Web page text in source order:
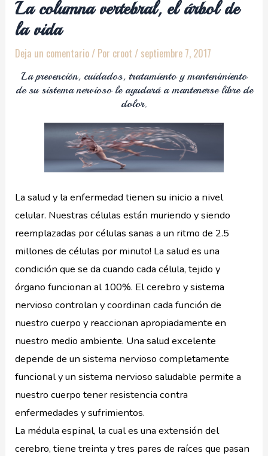
La columna vertebral, el árbol de
la vida
Deja un comentario / Por croot / septiembre 7, 2017
La prevención, cuidados, tratamiento y mantenimiento
de su sistema nervioso le ayudará a mantenerse libre de
dolor.
La salud y la enfermedad tienen su inicio a nivel
celular. Nuestras células están muriendo y siendo
reemplazadas por células sanas a un ritmo de 2.5
millones de células por minuto! La salud es una
condición que se da cuando cada célula, tejido y
órgano funcionan al 100%. El cerebro y sistema
nervioso controlan y coordinan cada función de
nuestro cuerpo y reaccionan apropiadamente en
nuestro medio ambiente. Una salud excelente
depende de un sistema nervioso completamente
funcional y un sistema nervioso saludable permite a
nuestro cuerpo tener resistencia contra
enfermedades y sufrimientos.
La médula espinal, la cual es una extensión del
cerebro, tiene treinta y tres pares de raíces que pasan